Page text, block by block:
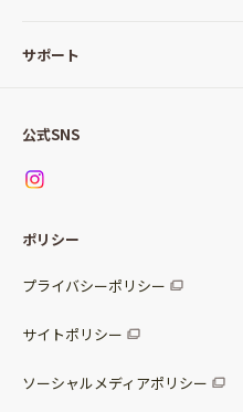
サラダ
パッケージサラダ
惣菜サラダ
調味料
Qummy(キユーミー)について
サポート
お問い合わせ
公式SNS
ポリシー
プライバシーポリシー
サイトポリシー
ソーシャルメディアポリシー